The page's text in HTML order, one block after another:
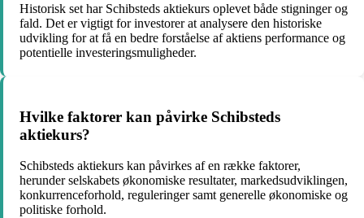
Historisk set har Schibsteds aktiekurs oplevet både stigninger og
fald. Det er vigtigt for investorer at analysere den historiske
udvikling for at få en bedre forståelse af aktiens performance og
potentielle investeringsmuligheder.
Hvilke faktorer kan påvirke Schibsteds
aktiekurs?
Schibsteds aktiekurs kan påvirkes af en række faktorer,
herunder selskabets økonomiske resultater, markedsudviklingen,
konkurrenceforhold, reguleringer samt generelle økonomiske og
politiske forhold.